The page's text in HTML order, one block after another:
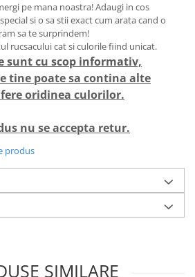
pe mana noastra! Adaugi in cos
si o sa stii exact cum arata cand o
sa te surprindem!
rucsacului cat si culorile fiind unicat.
sunt cu scop informativ,
tine poate sa contina alte
oridinea culorilor.
nu se accepta retur.
produs
SIMILARE